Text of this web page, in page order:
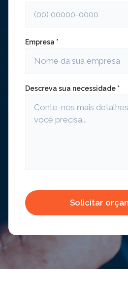
Empresa *
Descreva sua necessidade *